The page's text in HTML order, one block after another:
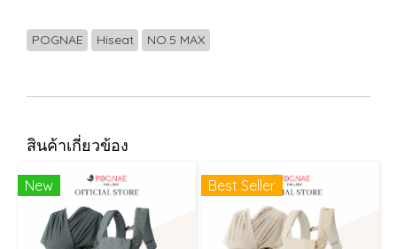
POGNAE Hiseat NO.5 MAX
สินค้าเกี่ยวข้อง
New Best Seller